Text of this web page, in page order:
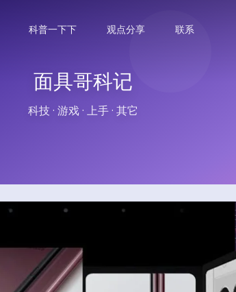
科普一下下 观点分享 联系
面具哥科记
科技 · 游戏 · 上手 · 其它